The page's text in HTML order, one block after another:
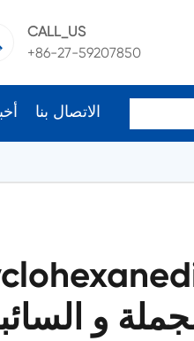
CALL_US
+86-27-59207850
الاتصال بنا
3 الجملة و